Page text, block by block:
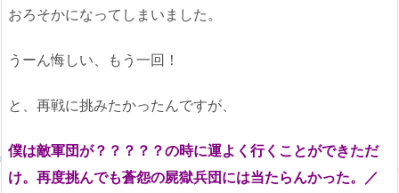
おろそかになってしまいました。
うーん悔しい、もう一回！
と、再戦に挑みたかったんですが、
僕は敵軍団が？？？？？の時に運よく行くことができただ
け。再度挑んでも蒼怨の屍獄兵団には当たらんかった。／